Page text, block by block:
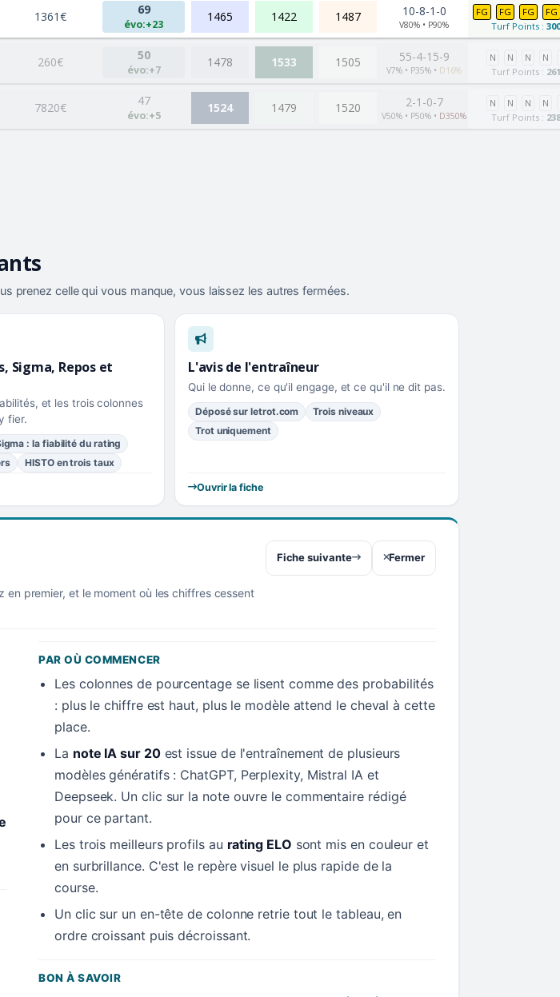
1361€ 69
évo:+23
1465 1422 1487 10-8-1-0
V80% • P90%
FG FG FG
FG
Turf Points :
260€ 50
évo:+7
1478 1533 1505 55-4-15-9
V7% • P35% • D16%
N N N
N
Turf Points :
7820€ 47
évo:+5
1524 1479 1520 2-1-0-7
V50% • P50% • D350%
N N N
N
Turf Points :
prenez celle qui vous manque, vous laissez les autres fermées.
Sigma, Repos et
et les trois colonnes
fier.
: la fiabilité du rating
HISTO en trois taux
L'avis de l'entraîneur
Qui le donne, ce qu'il engage, et ce qu'il ne dit pas.
Déposé sur letrot.com
Trois niveaux
Trot uniquement
Ouvrir la fiche
premier, et le moment où les chiffres cessent
Fiche suivante Fermer
PAR OÙ COMMENCER
Les colonnes de pourcentage se lisent comme des probabilités
: plus le chiffre est haut, plus le modèle attend le cheval à cette
place.
La note IA sur 20est issue de l'entraînement de plusieurs
modèles génératifs : ChatGPT, Perplexity, Mistral IA et
Deepseek. Un clic sur la note ouvre le commentaire rédigé
pour ce partant.
Les trois meilleurs profils au rating ELO sont mis en couleur et
en surbrillance. C'est le repère visuel le plus rapide de la
course.
Un clic sur un en-tête de colonne retrie tout le tableau, en
ordre croissant puis décroissant.
BON À SAVOIR